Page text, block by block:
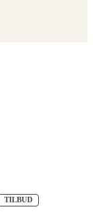
TILBUDVARE
PÅ